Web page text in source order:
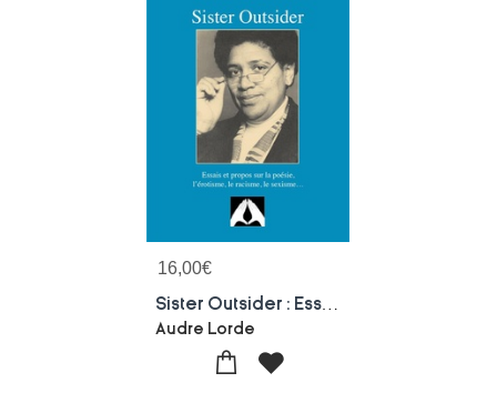
16,00€
Audre Lorde